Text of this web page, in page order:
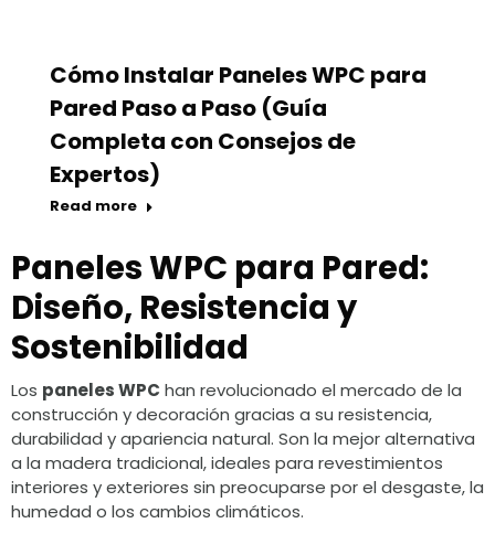
Cómo Instalar Paneles WPC para
Pared Paso a Paso (Guía
Completa con Consejos de
Expertos)
Read more
Paneles WPC para Pared:
Diseño, Resistencia y
Sostenibilidad
Los paneles WPC han revolucionado el mercado de la
construcción y decoración gracias a su resistencia,
durabilidad y apariencia natural. Son la mejor alternativa
a la madera tradicional, ideales para revestimientos
interiores y exteriores sin preocuparse por el desgaste, la
humedad o los cambios climáticos.